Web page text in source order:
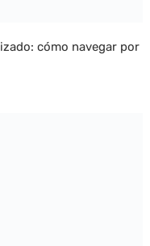
cómo navegar por